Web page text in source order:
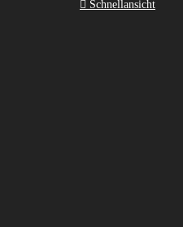
Schnellansicht